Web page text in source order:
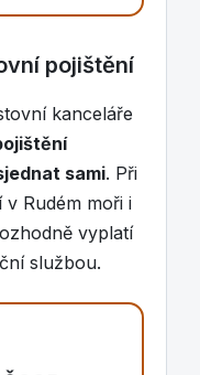
pojištění
kanceláře
sami. Při
Rudém moři i
vyplatí
službou.